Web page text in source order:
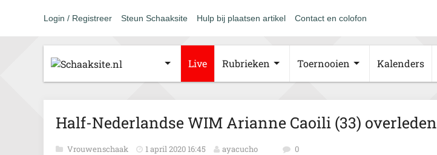
Login / Registreer Steun Schaaksite Hulp bij plaatsen artikel Contact en colofon
Live Rubrieken Toernooien Kalenders
Half-Nederlandse WIM Arianne Caoili (33) overleden
Vrouwenschaak 1 april 2020 16:45 ayacucho 0